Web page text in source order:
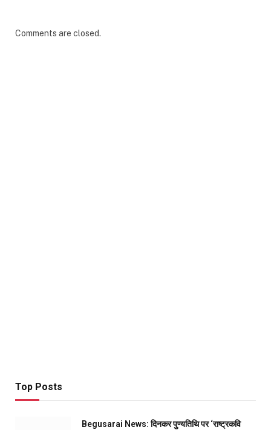
Comments are closed.
Top Posts
Begusarai News: दिनकर पुण्यतिथि पर ‘राष्ट्रकवि